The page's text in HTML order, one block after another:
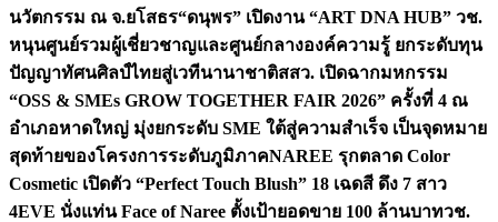
นวัตกรรม ณ จ.ยโสธร“ดนุพร” เปิดงาน “ART DNA HUB” วช.
หนุนศูนย์รวมผู้เชี่ยวชาญและศูนย์กลางองค์ความรู้ ยกระดับทุน
ปัญญาทัศนศิลป์ไทยสู่เวทีนานาชาติสสว. เปิดฉากมหกรรม
“OSS & SMEs GROW TOGETHER FAIR 2026” ครั้งที่ 4 ณ
อำเภอหาดใหญ่ มุ่งยกระดับ SME ใต้สู่ความสำเร็จ เป็นจุดหมาย
สุดท้ายของโครงการระดับภูมิภาคNAREE รุกตลาด Color
Cosmetic เปิดตัว “Perfect Touch Blush” 18 เฉดสี ดึง 7 สาว
4EVE นั่งแท่น Face of Naree ตั้งเป้ายอดขาย 100 ล้านบาทวช.